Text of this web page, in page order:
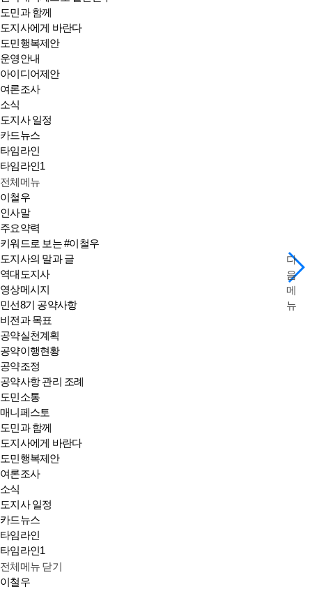
도민과 함께
도지사에게 바란다
도민행복제안
운영안내
아이디어제안
여론조사
소식
도지사 일정
카드뉴스
타임라인
타임라인1
전체메뉴
이철우
인사말
주요약력
키워드로 보는 #이철우
도지사의 말과 글
역대도지사
영상메시지
민선8기 공약사항
비전과 목표
공약실천계획
공약이행현황
공약조정
공약사항 관리 조례
도민소통
매니페스토
도민과 함께
도지사에게 바란다
도민행복제안
여론조사
소식
도지사 일정
카드뉴스
타임라인
타임라인1
전체메뉴 닫기
이철우
다
음
메
뉴